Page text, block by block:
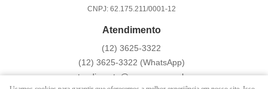
CNPJ: 62.175.211/0001-12
Atendimento
(12) 3625-3322
(12) 3625-3322 (WhatsApp)
atendimento@agaesse.com.br